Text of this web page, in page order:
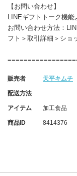
【お問い合わせ】
LINEギフトトーク機能
お問い合わせ方法：
フト＞取引詳細＞ショ
販売者 天平キムチ
配送方法
アイテム 加工食品
商品ID 8414376